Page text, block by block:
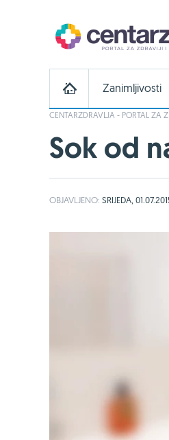
Zanimljivosti
CENTARZDRAVLJA - PORTAL ZA
Sok od
OBJAVLJENO: SRIJEDA,